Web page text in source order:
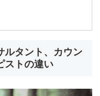
ルタント、カウン
ストの違い